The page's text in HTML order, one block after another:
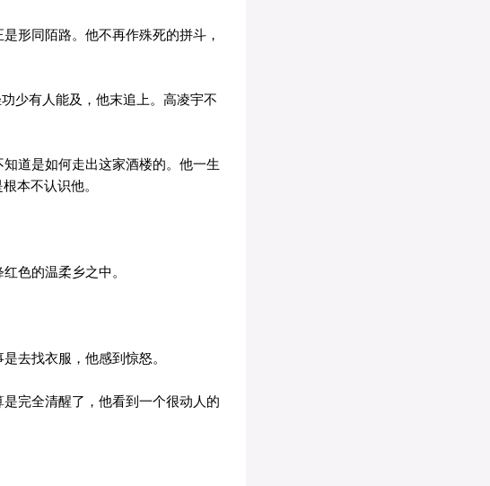
形同陌路。他不再作殊死的拼斗，
少有人能及，他末追上。高凌宇不
道是如何走出这家酒楼的。他一生
本不认识他。
色的温柔乡之中。
去找衣服，他感到惊怒。
完全清醒了，他看到一个很动人的